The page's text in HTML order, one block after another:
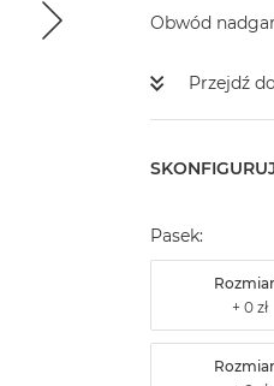
Obwód
Przejdź
Pasek: